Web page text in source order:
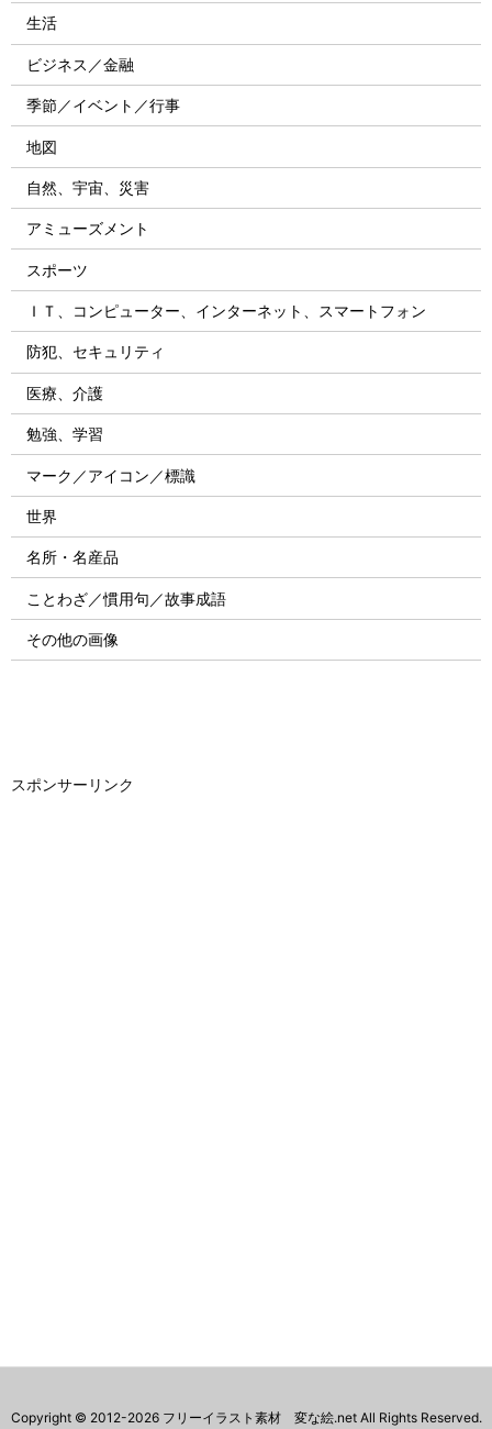
生活
ビジネス／金融
季節／イベント／行事
地図
自然、宇宙、災害
アミューズメント
スポーツ
ＩＴ、コンピューター、インターネット、スマートフォン
防犯、セキュリティ
医療、介護
勉強、学習
マーク／アイコン／標識
世界
名所・名産品
ことわざ／慣用句／故事成語
その他の画像
スポンサーリンク
Copyright © 2012-2026 フリーイラスト素材 変な絵.netAll Rights Reserved.